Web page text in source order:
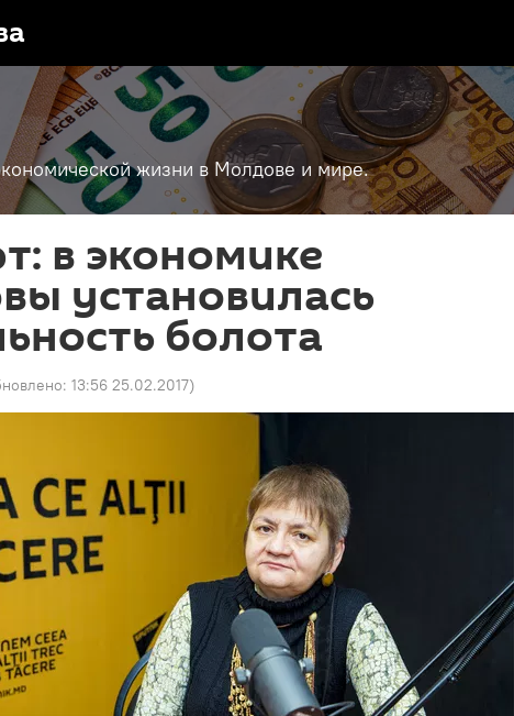
жизни в Молдове и мире.
в экономике
установилась
болота
13:56 25.02.2017)